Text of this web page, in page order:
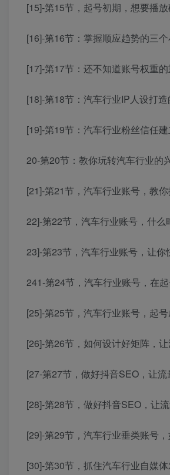
[15]-第15节，起号初期，想要播
[16]-第16节：掌握顺应趋势的三
[17]-第17节：还不知道账号权重
[18]-第18节：汽车行业IP人设打
[19]-第19节：汽车行业粉丝信任
20-第20节：教你玩转汽车行业的
[21]-第21节，汽车行业账号，教
22]-第22节，汽车行业账号，什
23]-第23节，汽车行业账号，让
241-第24节，汽车行业账号，在
[25]-第25节，汽车行业账号，起
[26]-第26节，如何设计好矩阵，
[27-第27节，做好抖音SEO，让
[28]-第28节，做好抖音SEO，让
[29]-第29节，汽车行业垂类账号
[30]-第30节，抓住汽车行业自媒